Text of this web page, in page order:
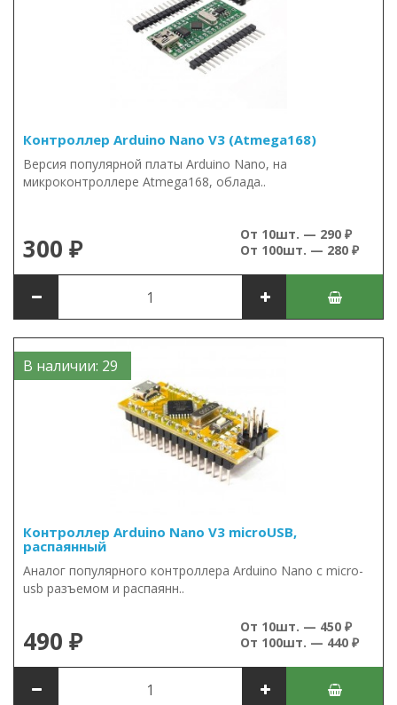
Контроллер Arduino Nano V3 (Atmega168)
Версия популярной платы Arduino Nano, на
микроконтроллере Atmega168, облада..
300 ₽
От 10шт. — 290 ₽
От 100шт. — 280 ₽
В наличии: 29
Контроллер Arduino Nano V3 microUSB,
распаянный
Аналог популярного контроллера Arduino Nano c micro-
usb разъемом и распаянн..
490 ₽
От 10шт. — 450 ₽
От 100шт. — 440 ₽